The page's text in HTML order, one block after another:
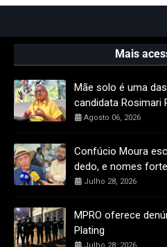
Mais
Mãe solo é uma
candidata Rosimari
Agosto 06, 2026
Confúcio Moura
dedo, e nomes
Julho 28, 2026
MPRO oferece
Plating